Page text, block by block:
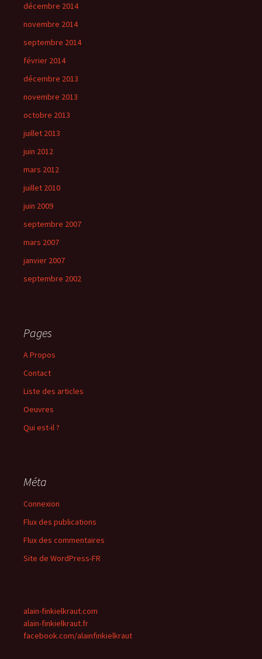
décembre 2014
novembre 2014
septembre 2014
février 2014
décembre 2013
novembre 2013
octobre 2013
juillet 2013
juin 2012
mars 2012
juillet 2010
juin 2009
septembre 2007
mars 2007
janvier 2007
septembre 2002
Pages
A Propos
Contact
Liste des articles
Oeuvres
Qui est-il ?
Méta
Connexion
Flux des publications
Flux des commentaires
Site de WordPress-FR
alain-finkielkraut.com
alain-finkielkraut.fr
facebook.com/alainfinkielkraut